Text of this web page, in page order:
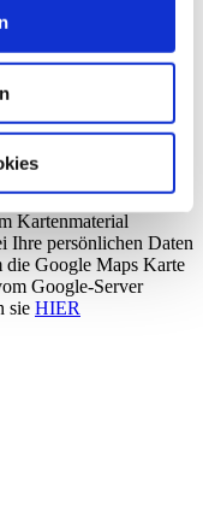
Kartenmaterial
Ihre persönlichen Daten
die Google Maps Karte
Google-Server
sie HIER